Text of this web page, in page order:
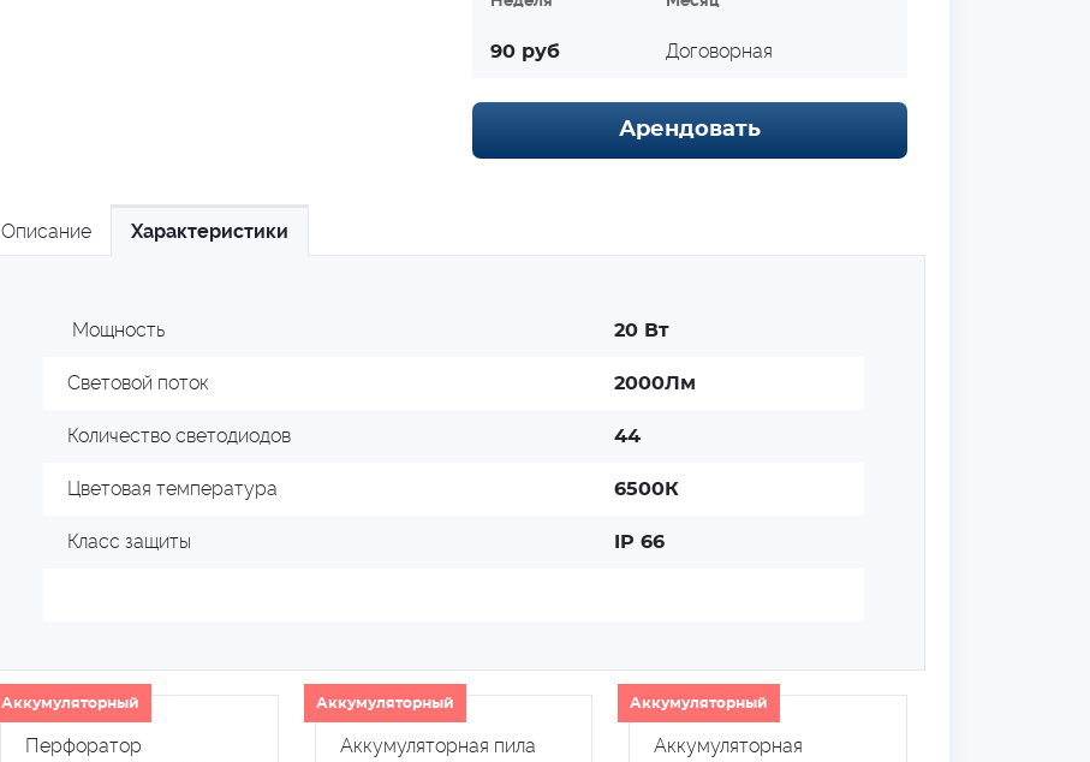
90 руб Договорная
Арендовать
Описание Характеристики
Мощность 20 Вт
Световой поток 2000Лм
Количество светодиодов 44
Цветовая температура 6500К
Класс защиты IP 66
Аккумуляторный
Перфоратор
Аккумуляторный
Аккумуляторная пила
Аккумуляторный
Аккумуляторная